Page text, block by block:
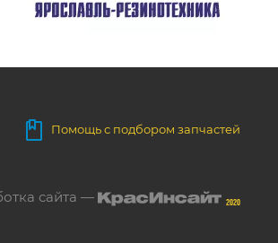
Помощь с подбором запчастей
сайта — 2020